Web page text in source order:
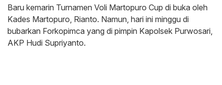
Baru kemarin Turnamen Voli Martopuro Cup di buka oleh
Kades Martopuro, Rianto. Namun, hari ini minggu di
bubarkan Forkopimca yang di pimpin Kapolsek Purwosari,
AKP Hudi Supriyanto.